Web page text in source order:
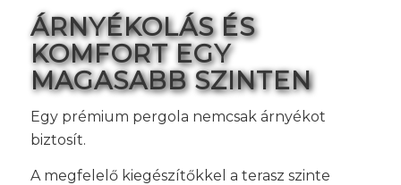
ÁRNYÉKOLÁS ÉS
KOMFORT EGY
MAGASABB SZINTEN
Egy prémium pergola nemcsak árnyékot
biztosít.
A megfelelő kiegészítőkkel a terasz szinte